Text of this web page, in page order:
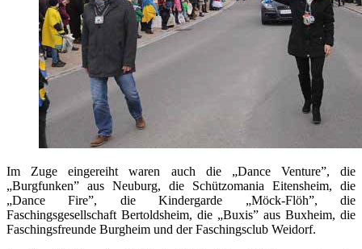
Im Zuge eingereiht waren auch die „Dance Venture”, die
„Burgfunken” aus Neuburg, die Schützomania Eitensheim, die
„Dance Fire”, die Kindergarde „Möck-Flöh”, die
Faschingsgesellschaft Bertoldsheim, die „Buxis” aus Buxheim, die
Faschingsfreunde Burgheim und der Faschingsclub Weidorf.